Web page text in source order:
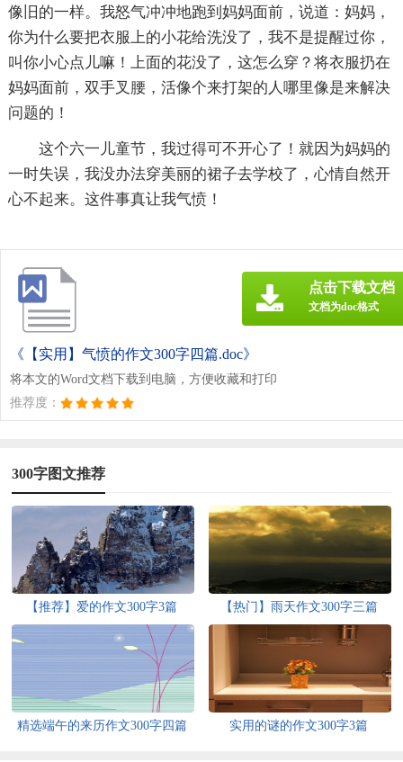
像旧的一样。我怒气冲冲地跑到妈妈面前，说道：妈妈，
你为什么要把衣服上的小花给洗没了，我不是提醒过你，
叫你小心点儿嘛！上面的花没了，这怎么穿？将衣服扔在
妈妈面前，双手叉腰，活像个来打架的人哪里像是来解决
问题的！
这个六一儿童节，我过得可不开心了！就因为妈妈的
一时失误，我没办法穿美丽的裙子去学校了，心情自然开
心不起来。这件事真让我气愤！
《【实用】气愤的作文300字四篇.doc》
将本文的Word文档下载到电脑，方便收藏和打印
推荐度：
点击下载文档
文档为doc格式
300字图文推荐
【推荐】爱的作文300字3篇 【热门】雨天作文300字三篇
精选端午的来历作文300字四篇 实用的谜的作文300字3篇